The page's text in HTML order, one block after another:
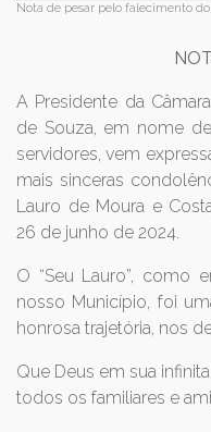
Nota de pesar pelo falecimento do
A Presidente da
de Souza, em nome
servidores, vem
mais sinceras
Lauro de Moura e
26 de junho de 2024.
O “Seu Lauro”, como
nosso Município, foi
honrosa trajetória, nos
Que Deus em sua
todos os familiares e